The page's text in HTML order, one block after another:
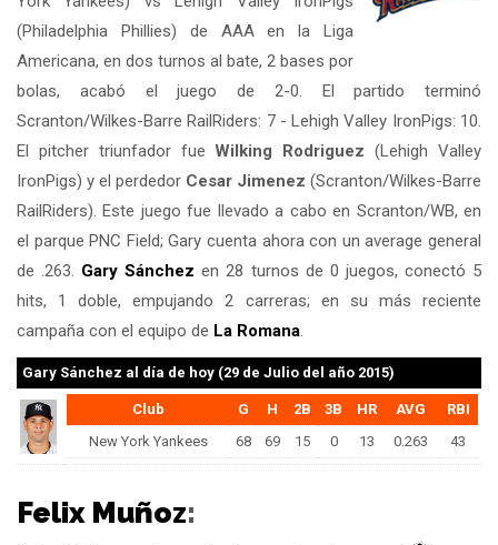
(Philadelphia Phillies) de AAA en la Liga
Americana, en dos turnos al bate, 2 bases por
bolas, acabó el juego de 2-0. El partido terminó
Scranton/Wilkes-Barre RailRiders: 7 - Lehigh Valley IronPigs: 10.
El pitcher triunfador fueWilking Rodriguez (Lehigh Valley
IronPigs) y el perdedor Cesar Jimenez (Scranton/Wilkes-Barre
RailRiders). Este juego fue llevado a cabo en Scranton/WB, en
el parque PNC Field; Gary cuenta ahora con un average general
de .263. Gary Sánchez en 28 turnos de 0 juegos, conectó 5
hits, 1 doble, empujando 2 carreras; en su más reciente
campaña con el equipo de La Romana.
Gary Sánchez al día de hoy (29 de Julio del año 2015)
Club G H 2B 3B HR AVG
RBI
New York Yankees
68 69 15 0 13 0.263 43
Felix Muñoz: